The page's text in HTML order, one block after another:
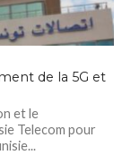
de la 5G et
et le
Telecom pour